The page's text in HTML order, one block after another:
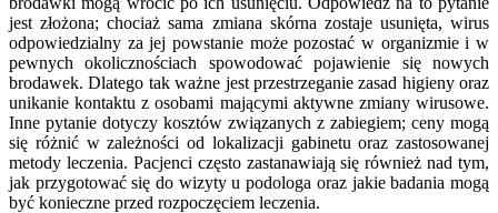
jest złożona; chociaż sama zmiana skórna zostaje usunięta, wirus
odpowiedzialny za jej powstanie może pozostać w organizmie i w
pewnych okolicznościach spowodować pojawienie się nowych
brodawek. Dlatego tak ważne jest przestrzeganie zasad higieny oraz
unikanie kontaktu z osobami mającymi aktywne zmiany wirusowe.
Inne pytanie dotyczy kosztów związanych z zabiegiem; ceny mogą
się różnić w zależności od lokalizacji gabinetu oraz zastosowanej
metody leczenia. Pacjenci często zastanawiają się również nad tym,
jak przygotować się do wizyty u podologa oraz jakie badania mogą
być konieczne przed rozpoczęciem leczenia.